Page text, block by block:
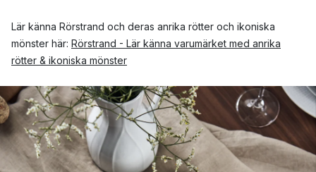
Lär känna Rörstrand och deras anrika rötter och ikoniska
mönster här: Rörstrand - Lär känna varumärket med anrika
rötter & ikoniska mönster